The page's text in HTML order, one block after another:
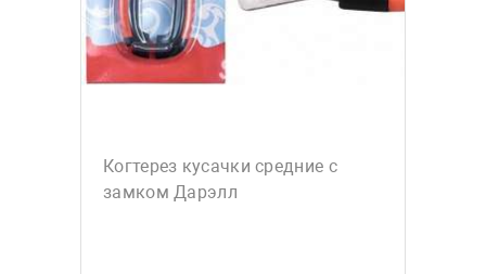
Когтерез кусачки средние с
замком Дарэлл